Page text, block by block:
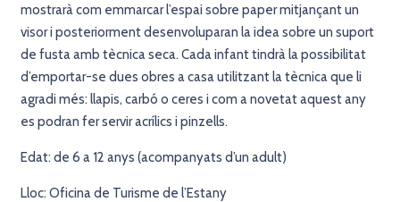
mostrarà com emmarcar l’espai sobre paper mitjançant un
visor i posteriorment desenvoluparan la idea sobre un suport
de fusta amb tècnica seca. Cada infant tindrà la possibilitat
d’emportar-se dues obres a casa utilitzant la tècnica que li
agradi més: llapis, carbó o ceres i com a novetat aquest any
es podran fer servir acrílics i pinzells.
Edat: de 6 a 12 anys (acompanyats d’un adult)
Lloc: Oficina de Turisme de l’Estany